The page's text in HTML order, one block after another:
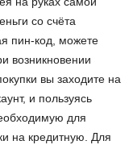
со счёта
пин-код, можете
возникновении
вы заходите на
и пользуясь
для
на кредитную. Для